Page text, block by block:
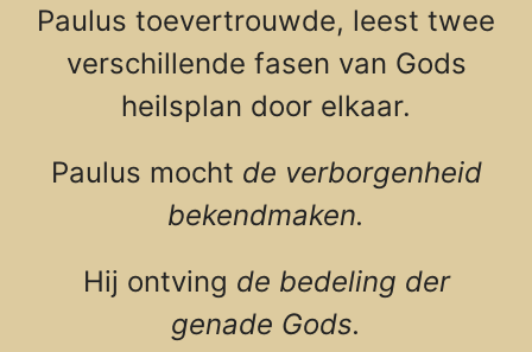
Paulus toevertrouwde, leest twee
verschillende fasen van Gods
heilsplan door elkaar.
Paulus mocht de verborgenheid
bekendmaken.
Hij ontving de bedeling der
genade Gods.